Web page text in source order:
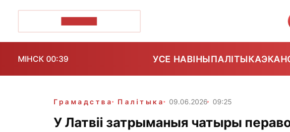
МІНСК 00:39 УСЕ НАВІНЫПАЛІТЫКА
Грамадства Палітыка 09.06.2026 09:25
У Латвіі затрыманыя чатыры